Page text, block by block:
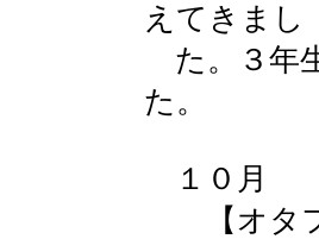
えてきまし
た。３年
た。
１０月
【オタフ